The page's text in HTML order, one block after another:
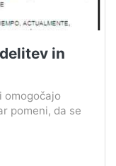
in
omogočajo
pomeni, da se